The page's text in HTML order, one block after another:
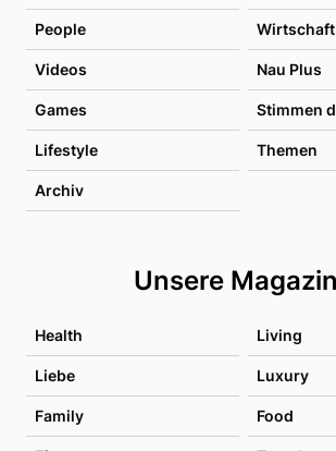
People Wirtschaft
Videos Nau Plus
Games Stimmen
Lifestyle Themen
Archiv
Unsere
Health Living
Liebe Luxury
Family Food